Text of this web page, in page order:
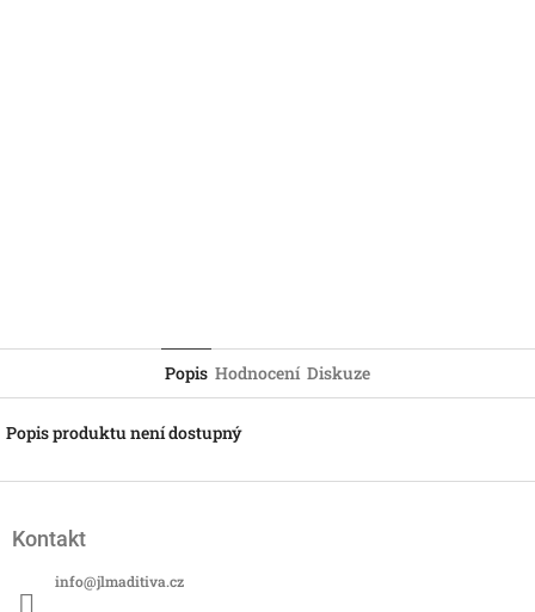
Popis Hodnocení Diskuze
Popis produktu není dostupný
Kontakt
info@jlmaditiva.cz